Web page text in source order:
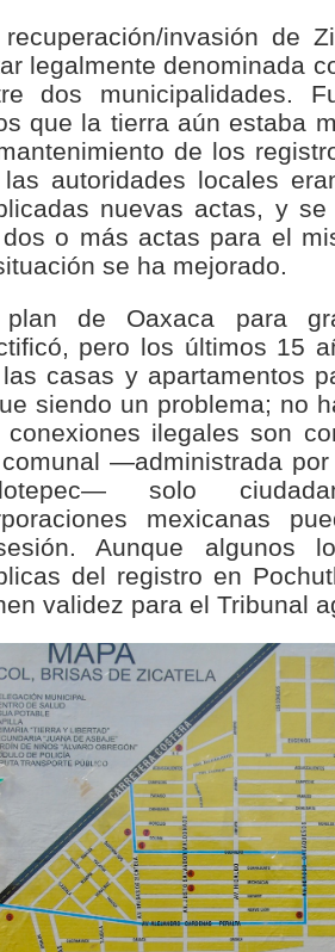
invasión de
legalmente denominada
dos municipalidades.
que la tierra aún estaba
de los
autoridades locales
nuevas actas, y
o más actas para el
se ha mejorado.
de Oaxaca para
pero los últimos 15
casas y apartamentos
siendo un problema; no
conexiones ilegales son
—administrada
solo
mexicanas
Aunque algunos
del registro en
validez para el Tribunal